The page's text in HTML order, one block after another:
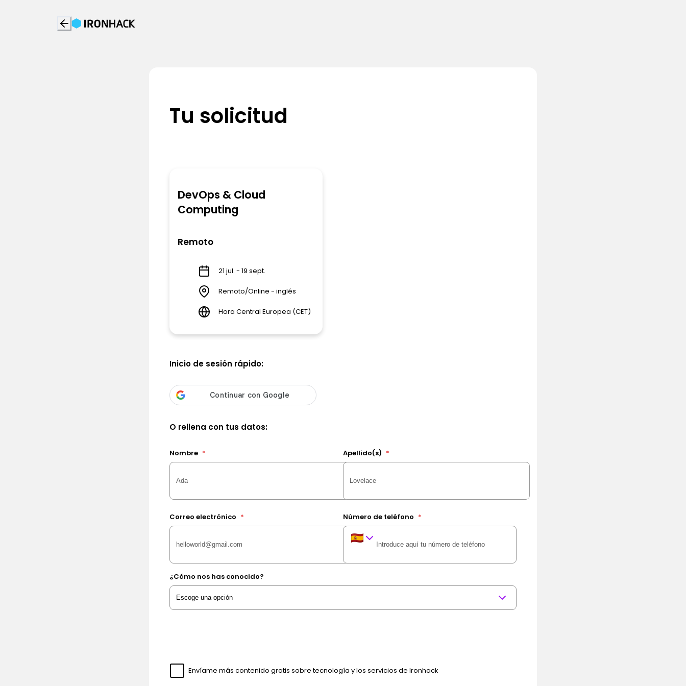
Tu solicitud
DevOps & Cloud
Computing
Remoto
21 jul. - 19 sept.
Remoto/Online - inglés
Hora Central Europea (CET)
Inicio de sesión rápido:
O rellena con tus datos:
Nombre * Apellido(s) *
Correo electrónico * Número de teléfono *
¿Cómo nos has conocido?
Envíame más contenido gratis sobre tecnología y los servicios de Ironhack